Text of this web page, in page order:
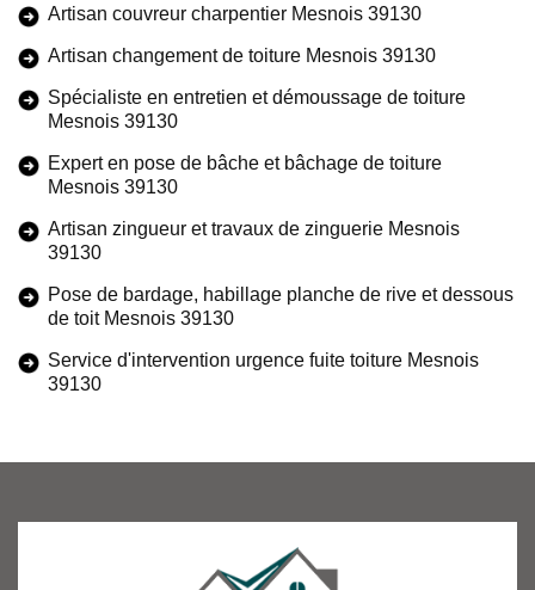
Artisan couvreur charpentier Mesnois 39130
Artisan changement de toiture Mesnois 39130
Spécialiste en entretien et démoussage de toiture
Mesnois 39130
Expert en pose de bâche et bâchage de toiture
Mesnois 39130
Artisan zingueur et travaux de zinguerie Mesnois
39130
Pose de bardage, habillage planche de rive et dessous
de toit Mesnois 39130
Service d'intervention urgence fuite toiture Mesnois
39130